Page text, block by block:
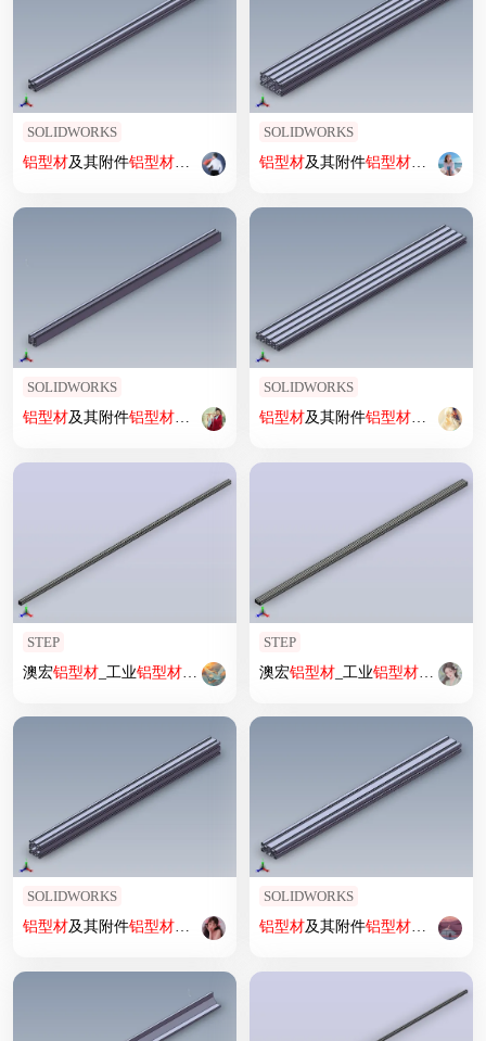
SOLIDWORKS
铝型材及其附件铝型材及其附件1.11.40.040040.04
SOLIDWORKS
铝型材及其附件铝型材及其附件
SOLIDWORKS
铝型材及其附件铝型材及其附件1.22.40.040040.01
SOLIDWORKS
铝型材及其附件铝型材及其附件
STEP
澳宏铝型材_工业铝型材8080国标
STEP
澳宏铝型材_工业铝型材80160国标
SOLIDWORKS
铝型材及其附件铝型材及其附件1.11.30.060060.08
SOLIDWORKS
铝型材及其附件铝型材及其附件